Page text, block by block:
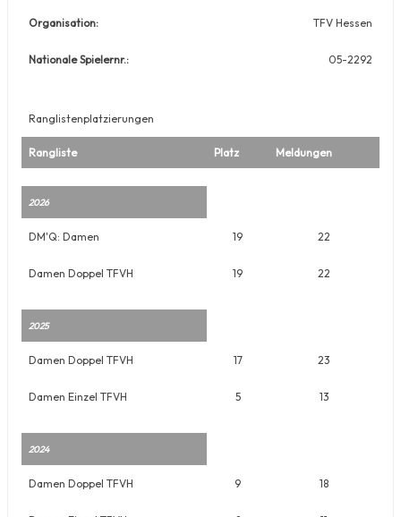
Organisation: TFV Hessen
Nationale Spielernr.: 05-2292
Ranglistenplatzierungen
Rangliste Platz Meldungen
2026
DM'Q: Damen 19 22
Damen Doppel TFVH 19 22
2025
Damen Doppel TFVH 17 23
Damen Einzel TFVH 5 13
2024
Damen Doppel TFVH 9 18